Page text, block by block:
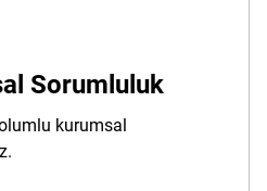
Sorumluluk
kurumsal